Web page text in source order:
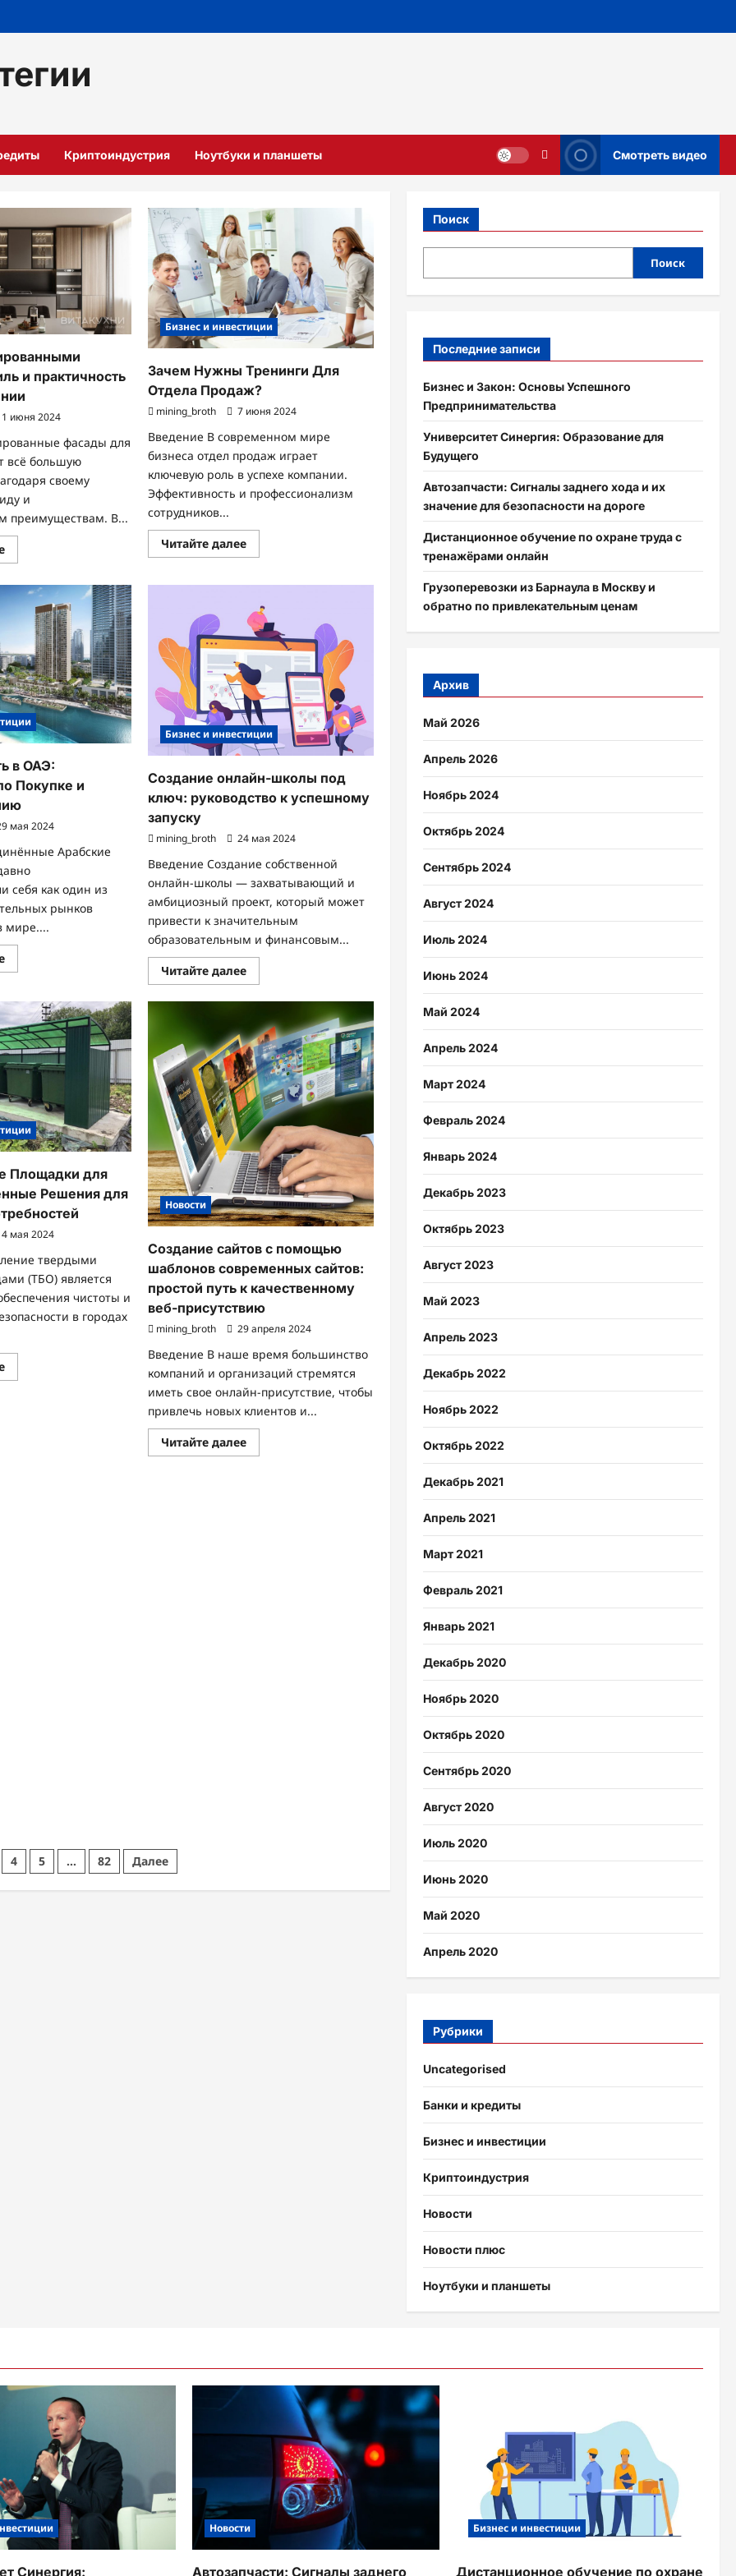
Криптоиндустрия Ноутбуки и планшеты Смотреть видео
и практичность
июня 2024
фасады для
всё большую
своему
и
преимуществам. В...
Прочитать
больше
Кухни
с
эмалированными
фасадами:
стиль
практичность
в
одном
решении
Бизнес и инвестиции
Зачем Нужны Тренинги Для
Отдела Продаж?
mining_broth 7 июня 2024
Введение В современном мире
бизнеса отдел продаж играет
ключевую роль в успехе компании.
Эффективность и профессионализм
сотрудников...
Читайте далееПрочитать
больше
Нужны
Для
Отдела
Продаж?
в ОАЭ:
Покупке и
мая 2024
Арабские
себя как один из
рынков
мире....
Прочитать
больше
в
ОАЭ:
Руководство
по
Покупке
и
Инвестированию
Бизнес и инвестиции
Создание онлайн-школы под
ключ: руководство к успешному
запуску
mining_broth 24 мая 2024
Введение Создание собственной
онлайн-школы — захватывающий и
амбициозный проект, который может
привести к значительным
образовательным и финансовым...
Читайте далееПрочитать
больше
Создание
школы
под
ключ:
руководство
к
успешному
запуску
Площадки для
Решения для
мая 2024
твердыми
(ТБО) является
чистоты и
в городах
Прочитать
больше
Новости
Создание сайтов с помощью
шаблонов современных сайтов:
простой путь к качественному
веб-присутствию
mining_broth 29 апреля 2024
Введение В наше время большинство
компаний и организаций стремятся
иметь свое онлайн-присутствие, чтобы
привлечь новых клиентов и...
Читайте далееПрочитать
больше
4 5 … 82 Далее
Поиск
Поиск
Последние записи
Бизнес и Закон: Основы Успешного
Предпринимательства
Университет Синергия: Образование для
Будущего
Автозапчасти: Сигналы заднего хода и их
значение для безопасности на дороге
Дистанционное обучение по охране труда с
тренажёрами онлайн
Грузоперевозки из Барнаула в Москву и
обратно по привлекательным ценам
Архив
Май 2026
Апрель 2026
Ноябрь 2024
Октябрь 2024
Сентябрь 2024
Август 2024
Июль 2024
Июнь 2024
Май 2024
Апрель 2024
Март 2024
Февраль 2024
Январь 2024
Декабрь 2023
Октябрь 2023
Август 2023
Май 2023
Апрель 2023
Декабрь 2022
Ноябрь 2022
Октябрь 2022
Декабрь 2021
Апрель 2021
Март 2021
Февраль 2021
Январь 2021
Декабрь 2020
Ноябрь 2020
Октябрь 2020
Сентябрь 2020
Август 2020
Июль 2020
Июнь 2020
Май 2020
Апрель 2020
Рубрики
Uncategorised
Банки и кредиты
Бизнес и инвестиции
Криптоиндустрия
Новости
Новости плюс
Ноутбуки и планшеты
Синергия:
Новости
Автозапчасти: Сигналы заднего
Бизнес и инвестиции
Дистанционное обучение по охране